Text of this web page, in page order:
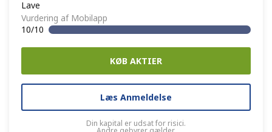
Lave
Vurdering af Mobilapp
10/10
KØB AKTIER
Læs Anmeldelse
Din kapital er udsat for risici.